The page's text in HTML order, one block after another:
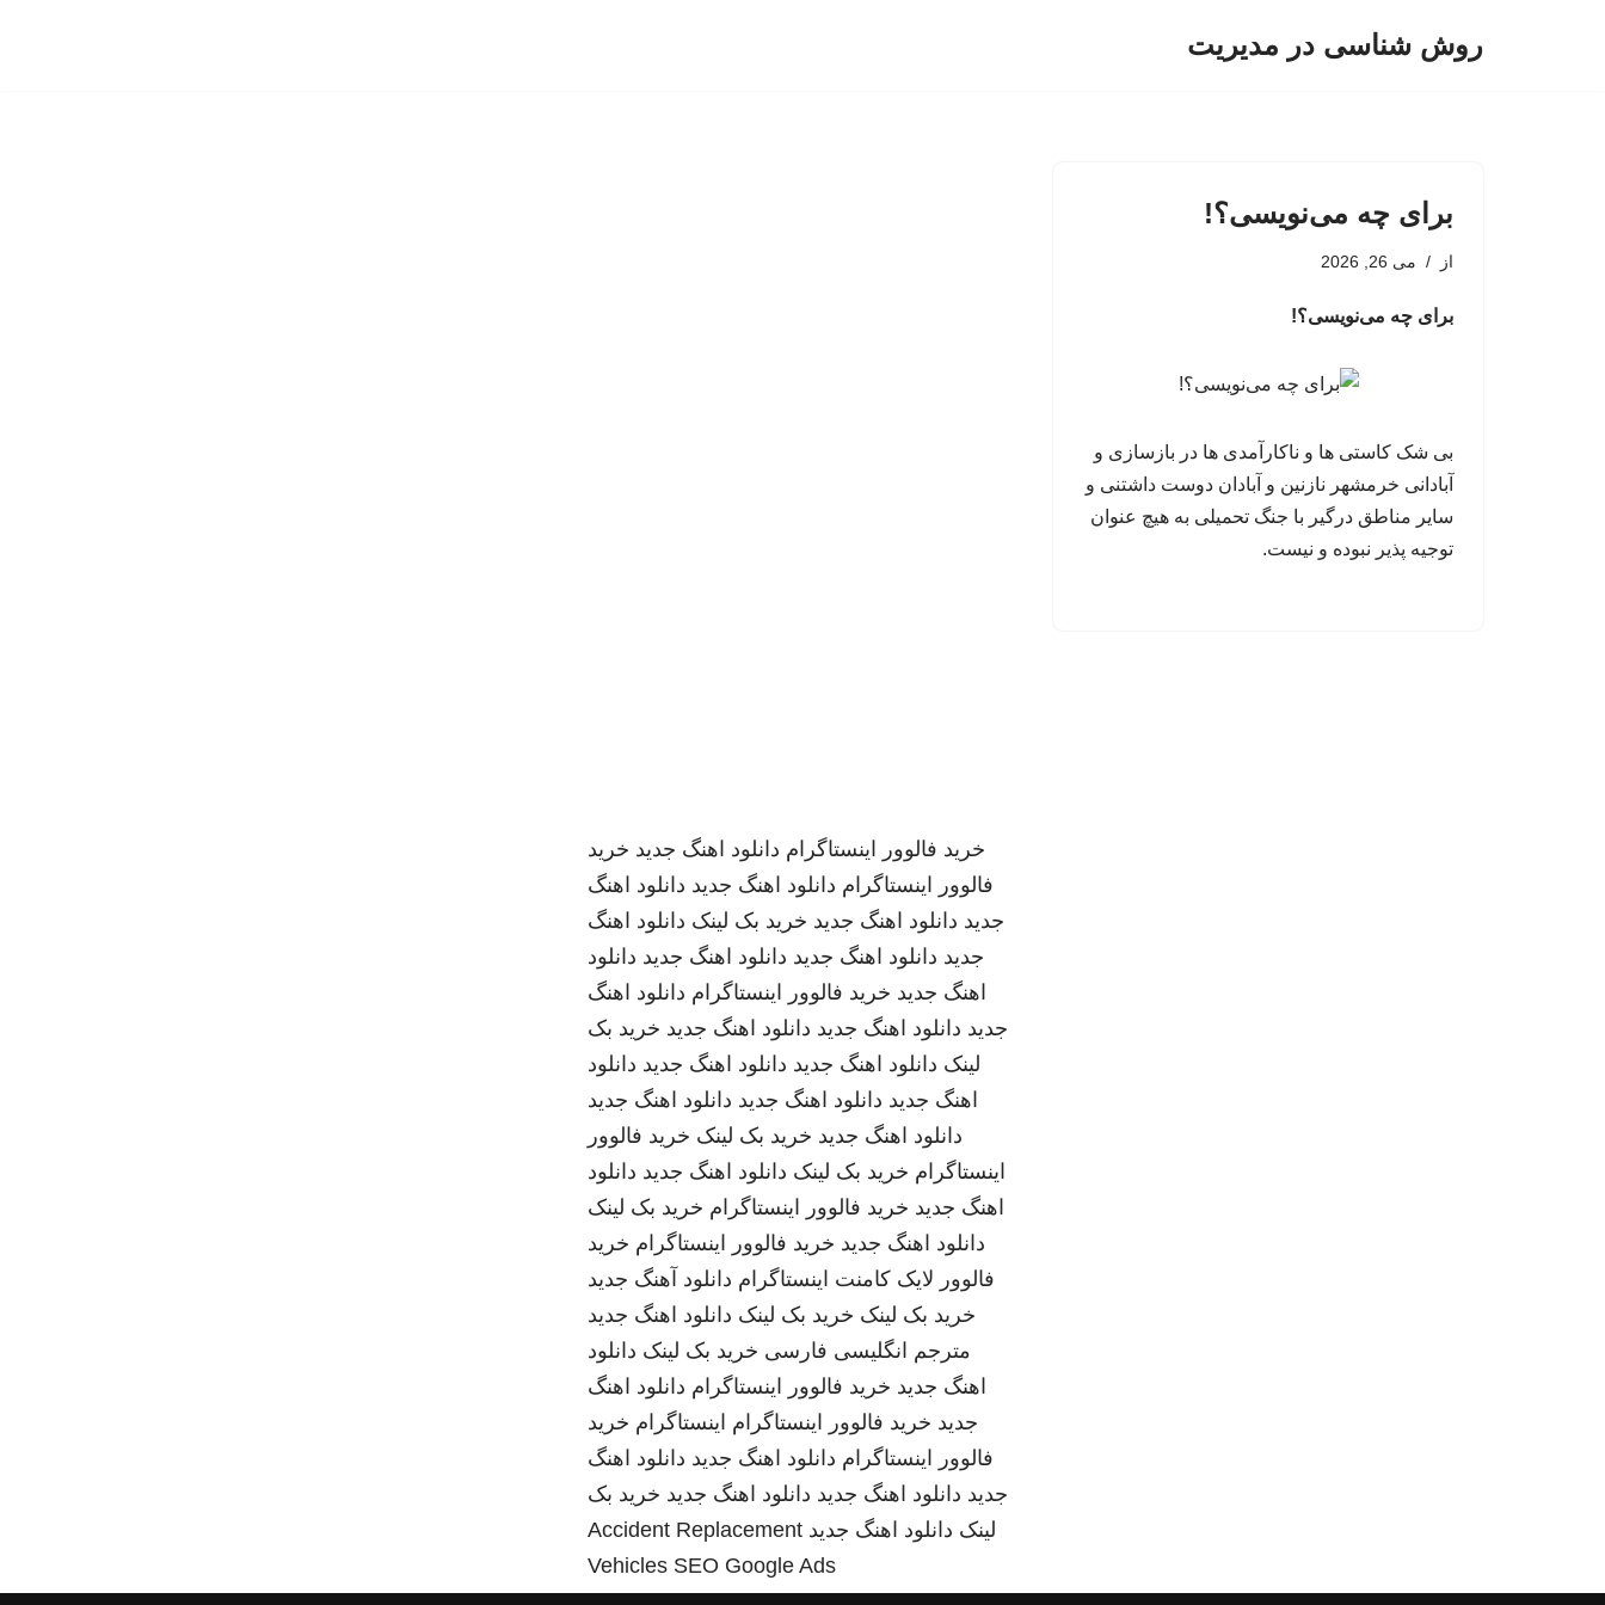
روش شناسی در مدیریت
برای چه می‌نویسی؟!
از می 26, 2026
برای چه می‌نویسی؟!
بی شک کاستی ها و ناکارآمدی ها در بازسازی و
آبادانی خرمشهر نازنین و آبادان دوست داشتنی و
سایر مناطق درگیر با جنگ تحمیلی به هیچ عنوان
توجیه پذیر نبوده و نیست.
خرید فالوور اینستاگرام دانلود اهنگ جدید خرید
فالوور اینستاگرام دانلود اهنگ جدید دانلود اهنگ
جدید دانلود اهنگ جدید خرید بک لینک دانلود اهنگ
جدید دانلود اهنگ جدید دانلود اهنگ جدید دانلود
اهنگ جدید خرید فالوور اینستاگرام دانلود اهنگ
جدید دانلود اهنگ جدید دانلود اهنگ جدید خرید بک
لینک دانلود اهنگ جدید دانلود اهنگ جدید دانلود
اهنگ جدید دانلود اهنگ جدید دانلود اهنگ جدید
دانلود اهنگ جدید خرید بک لینک خرید فالوور
اینستاگرام خرید بک لینک دانلود اهنگ جدید دانلود
اهنگ جدید خرید فالوور اینستاگرام خرید بک لینک
دانلود اهنگ جدید خرید فالوور اینستاگرام خرید
فالوور لایک کامنت اینستاگرام دانلود آهنگ جدید
خرید بک لینک خرید بک لینک دانلود اهنگ جدید
مترجم انگلیسی فارسی خرید بک لینک دانلود
اهنگ جدید خرید فالوور اینستاگرام دانلود اهنگ
جدید خرید فالوور اینستاگرام اینستاگرام خرید
فالوور اینستاگرام دانلود اهنگ جدید دانلود اهنگ
جدید دانلود اهنگ جدید دانلود اهنگ جدید خرید بک
لینک دانلود اهنگ جدید Accident Replacement
Vehicles SEO Google Ads